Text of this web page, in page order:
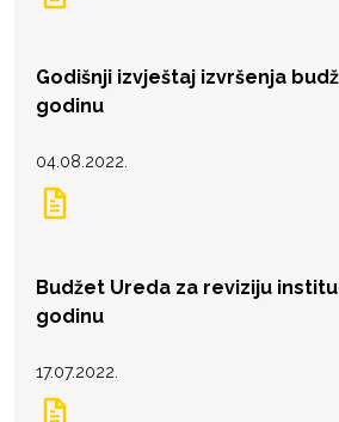
Godišnji izvještaj izvršenja
godinu
04.08.2022.
Budžet Ureda za reviziju
godinu
17.07.2022.